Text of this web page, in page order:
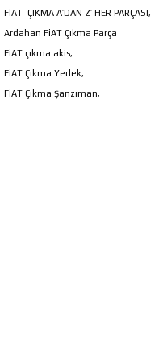
FİAT ÇIKMA A’DAN Z’ HER PARÇASI,
Ardahan FİAT Çıkma Parça
FİAT çıkma akis,
FİAT Çıkma Yedek,
FİAT Çıkma Şanzıman,